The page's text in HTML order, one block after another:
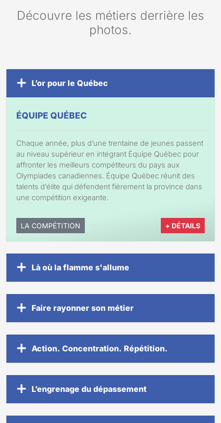
Découvre les métiers derrière les
photos.
L’or pour le Québec
ÉQUIPE QUÉBEC
Chaque année, plus d’une trentaine de jeunes passent
au niveau supérieur en intégrant Équipe Québec pour
affronter les meilleurs compétiteurs du pays aux
Olympiades canadiennes. Équipe Québec réunit des
talents d’élite qui défendent fièrement la province dans
une compétition exigeante.
LA COMPÉTITION + DÉTAILS
Là où la flamme s'allume
Faire rayonner son métier
Action. Concentration. Répétition.
L’engrenage du dépassement